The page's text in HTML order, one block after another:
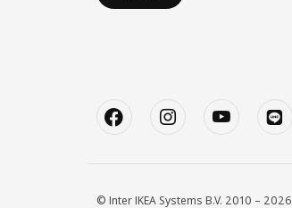
© Inter IKEA Systems B.V. 2010 – 2026